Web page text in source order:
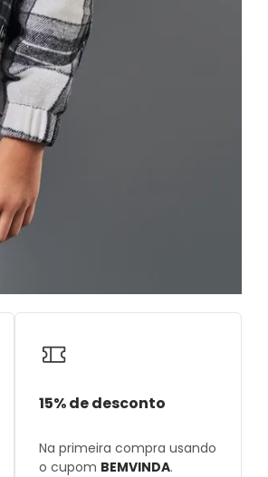
15% de desconto
Na primeira compra usando
o cupom BEMVINDA.